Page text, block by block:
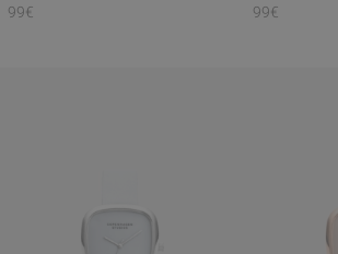
99€
99€